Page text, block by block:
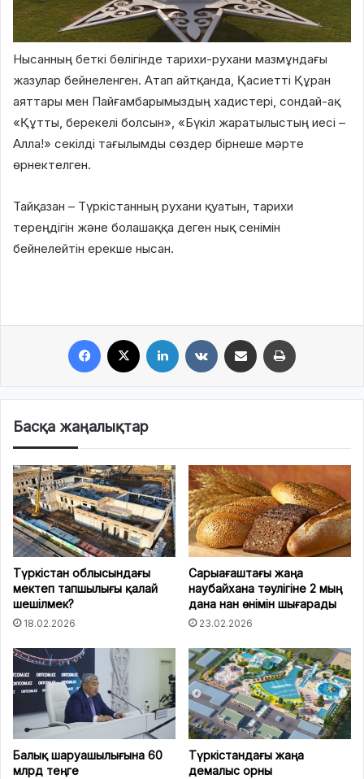
Нысанның беткі бөлігінде тарихи-рухани мазмұндағы
жазулар бейнеленген. Атап айтқанда, Қасиетті Құран
аяттары мен Пайғамбарымыздың хадистері, сондай-ақ
«Құтты, берекелі болсын», «Бүкіл жаратылыстың иесі –
Алла!» секілді тағылымды сөздер бірнеше мәрте
өрнектелген.
Тайқазан – Түркістанның рухани қуатын, тарихи
тереңдігін және болашаққа деген нық сенімін
бейнелейтін ерекше нысан.
Басқа жаңалықтар
Түркістан облысындағы
мектеп тапшылығы қалай
шешілмек?
18.02.2026
Сарыағаштағы жаңа
наубайхана тәулігіне 2 мың
дана нан өнімін шығарады
23.02.2026
Балық шаруашылығына 60
млрд теңге
Түркістандағы жаңа
демалыс орны